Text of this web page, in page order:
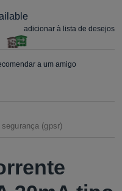
adicionar à lista de desejos
a um amigo
segurança (gpsr)